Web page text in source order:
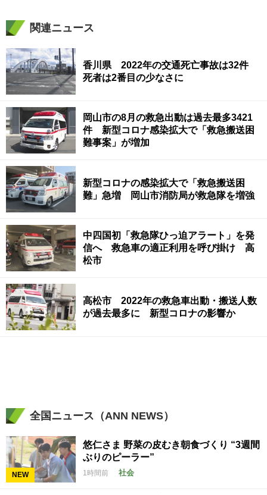
関連ニュース
香川県 2022年の交通死亡事故は32件
死者は2番目の少なさに
岡山市の8月の救急出動は過去最多3421
件 新型コロナ感染拡大で「救急搬送困
難事案」が増加
新型コロナの感染拡大で「救急搬送困
難」急増 岡山市消防局が救急隊を増強
中四国初「救急隊ひっ迫アラート」を発
信へ 救急車の適正利用を呼び掛け 高
松市
高松市 2022年の救急車出動・搬送人数
が過去最多に 新型コロナの影響か
全国ニュース（ANN NEWS）
NEW
悠仁さま 野菜の皮むき朝食づくり “3週間
ぶりのピーラー”
1時間前 社会